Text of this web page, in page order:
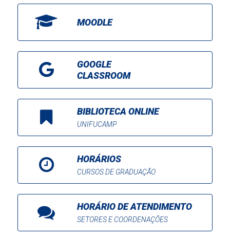
MOODLE
GOOGLE
CLASSROOM
BIBLIOTECA ONLINE
UNIFUCAMP
HORÁRIOS
CURSOS DE GRADUAÇÃO
HORÁRIO DE ATENDIMENTO
SETORES E COORDENAÇÕES